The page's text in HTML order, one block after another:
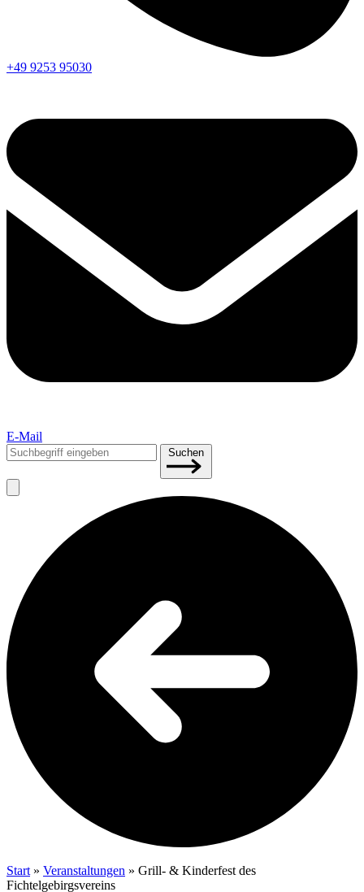
+49 9253 95030
E-Mail
Suchen
nach:
Suchen
Start » Veranstaltungen » Grill- & Kin­der­fest des
Fichtelgebirgsvereins